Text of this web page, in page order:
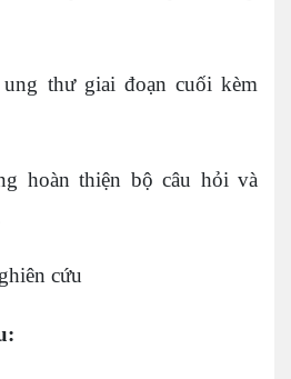
thư giai đoạn cuối kèm
hoàn thiện bộ câu hỏi và
cứu
: